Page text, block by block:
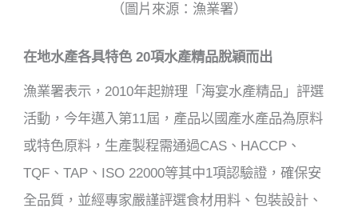
（圖片來源：漁業署）
在地水產各具特色 20項水產精品脫穎而出
漁業署表示，2010年起辦理「海宴水產精品」評選
活動，今年邁入第11屆，產品以國產水產品為原料
或特色原料，生產製程需通過CAS、HACCP、
TQF、TAP、ISO 22000等其中1項認驗證，確保安
全品質，並經專家嚴謹評選食材用料、包裝設計、